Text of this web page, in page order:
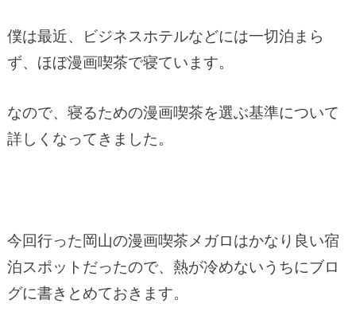
僕は最近、ビジネスホテルなどには一切泊まら
ず、ほぼ漫画喫茶で寝ています。
なので、寝るための漫画喫茶を選ぶ基準について
詳しくなってきました。
今回行った岡山の漫画喫茶メガロはかなり良い宿
泊スポットだったので、熱が冷めないうちにブロ
グに書きとめておきます。